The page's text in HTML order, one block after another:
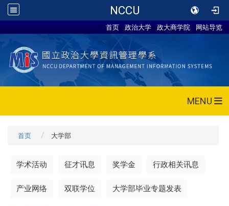
NCCU
首页 政治大学 政大商学院 网站导览
MENU
首页 大学部
学术活动 征才讯息 奖学金 行政相关讯息
产业网络 双联学位 大学部毕业专题发表